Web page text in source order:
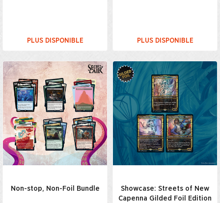
PLUS DISPONIBLE PLUS DISPONIBLE
Non-stop, Non-Foil Bundle
Showcase: Streets of New
Capenna Gilded Foil Edition